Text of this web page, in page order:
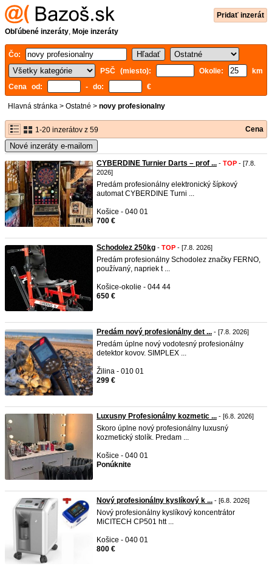
Pridať inzerát
Obľúbené inzeráty, Moje inzeráty
Čo:
PSČ (miesto):
Okolie:
km
Cena od:
- do: €
Hlavná stránka > Ostatné > novy profesionalny
1-20 inzerátov z 59 Cena
Nové inzeráty e-mailom
CYBERDINE Turnier Darts – prof ... - TOP - [7.8.
2026]
Predám profesionálny elektronický šípkový
automat CYBERDINE Turni ...
Košice - 040 01
700 €
Schodolez 250kg - TOP - [7.8. 2026]
Predám profesionálny Schodolez značky FERNO,
používaný, napriek t ...
Košice-okolie - 044 44
650 €
Predám nový profesionálny det ... - [7.8. 2026]
Predám úplne nový vodotesný profesionálny
detektor kovov. SIMPLEX ...
Žilina - 010 01
299 €
Luxusny Profesionálny kozmetic ... - [6.8. 2026]
Skoro úplne nový profesionálny luxusný
kozmetický stolík. Predam ...
Košice - 040 01
Ponúknite
Nový profesionálny kyslíkový k ... - [6.8. 2026]
Nový profesionálny kyslíkový koncentrátor
MiCITECH CP501 htt ...
Košice - 040 01
800 €